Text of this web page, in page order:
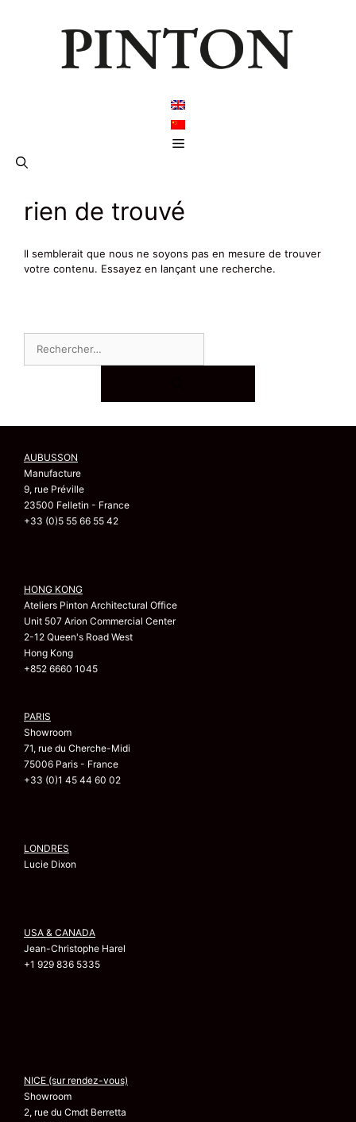
Menu
rien de trouvé
Il semblerait que nous ne soyons pas en mesure de trouver
votre contenu. Essayez en lançant une recherche.
AUBUSSON
Manufacture
9, rue Préville
23500 Felletin - France
+33 (0)5 55 66 55 42
HONG KONG
Ateliers Pinton Architectural Office
Unit 507 Arion Commercial Center
2-12 Queen's Road West
Hong Kong
+852 6660 1045
PARIS
Showroom
71, rue du Cherche-Midi
75006 Paris - France
+33 (0)1 45 44 60 02
LONDRES
Lucie Dixon
USA & CANADA
Jean-Christophe Harel
+1 929 836 5335
NICE (sur rendez-vous)
Showroom
2, rue du Cmdt Berretta